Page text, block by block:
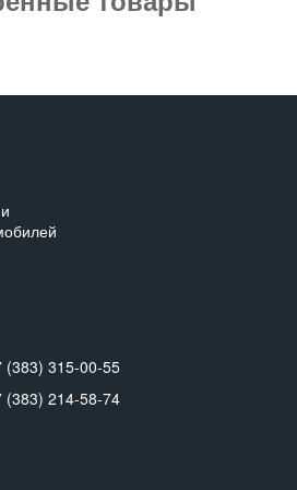
(383) 315-00-55
(383) 214-58-74